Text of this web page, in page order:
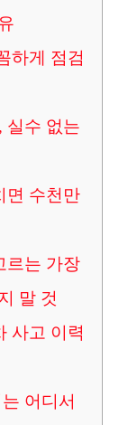
하게 점검
실수 없는
면 수천만
르는 가장
말 것
사고 이력
어디서